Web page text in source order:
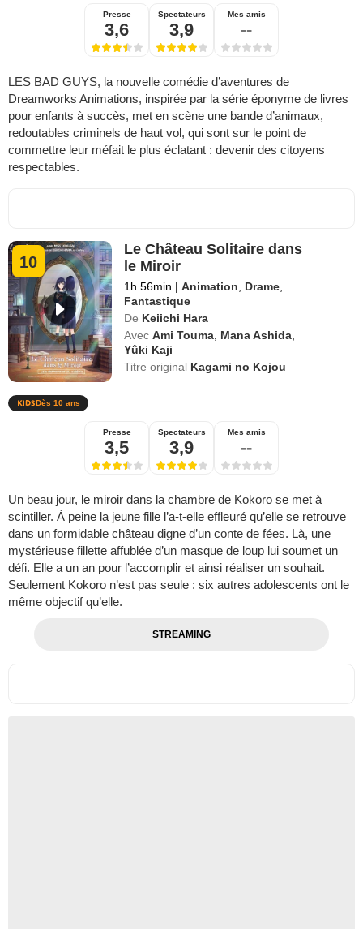
Presse
3,6
Spectateurs
3,9
Mes amis
--
LES BAD GUYS, la nouvelle comédie d’aventures de
Dreamworks Animations, inspirée par la série éponyme de livres
pour enfants à succès, met en scène une bande d’animaux,
redoutables criminels de haut vol, qui sont sur le point de
commettre leur méfait le plus éclatant : devenir des citoyens
respectables.
10
Le Château Solitaire dans
le Miroir
1h 56min | Animation Drame
Fantastique
De Keiichi Hara
Avec Ami Touma Mana Ashida
Yûki Kaji
Titre original Kagami no Kojou
Dès 10 ans
Presse
3,5
Spectateurs
3,9
Mes amis
--
Un beau jour, le miroir dans la chambre de Kokoro se met à
scintiller. À peine la jeune fille l’a-t-elle effleuré qu’elle se retrouve
dans un formidable château digne d’un conte de fées. Là, une
mystérieuse fillette affublée d’un masque de loup lui soumet un
défi. Elle a un an pour l’accomplir et ainsi réaliser un souhait.
Seulement Kokoro n’est pas seule : six autres adolescents ont le
même objectif qu’elle.
STREAMING